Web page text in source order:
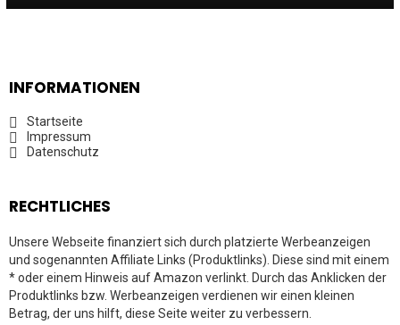
INFORMATIONEN
Startseite
Impressum
Datenschutz
RECHTLICHES
Unsere Webseite finanziert sich durch platzierte Werbeanzeigen
und sogenannten Affiliate Links (Produktlinks). Diese sind mit einem
* oder einem Hinweis auf Amazon verlinkt. Durch das Anklicken der
Produktlinks bzw. Werbeanzeigen verdienen wir einen kleinen
Betrag, der uns hilft, diese Seite weiter zu verbessern.